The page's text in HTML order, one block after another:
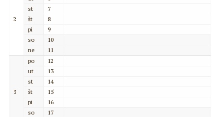
2
st
7
št
8
pi
9
so
10
ne
11
3
po
12
ut
13
st
14
št
15
pi
16
so
17